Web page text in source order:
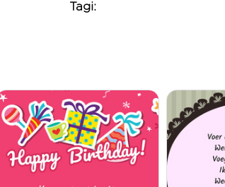
Tagi: